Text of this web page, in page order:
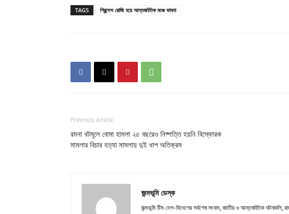
TAGS প্রিন্সেস রোজি হয়ে আন্তর্জাতিক মঞ্চে ভাবনা
Previous article
রমনা বটমূলে বোমা হামলা ২৫ বছরেও নিষ্পত্তি হয়নি বিস্ফোরক
মামলার বিচার হত্যা মামলায় দুই ধাপ অতিক্রম
জন্মভূমি ডেস্ক
জন্মভূমি টিম দেশ-বিদেশের সর্বশেষ সংবাদ, জাতীয় ও আন্তর্জাতিক ঘটনাবলি,